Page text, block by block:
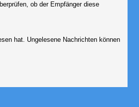
ob der Empfänger diese
hat. Ungelesene Nachrichten können